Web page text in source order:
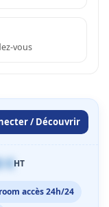
vous
/ Découvrir
€HT
accès 24h/24